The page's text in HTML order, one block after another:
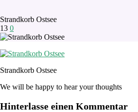
Strandkorb Ostsee
13 0
Strandkorb Ostsee
We will be happy to hear your thoughts
Hinterlasse einen Kommentar